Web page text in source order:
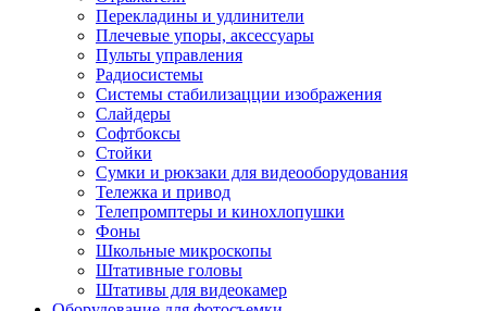
Перекладины и удлинители
Плечевые упоры, аксессуары
Пульты управления
Радиосистемы
Системы стабилизацции изображения
Слайдеры
Софтбоксы
Стойки
Сумки и рюкзаки для видеооборудования
Тележка и привод
Телепромптеры и кинохлопушки
Фоны
Школьные микроскопы
Штативные головы
Штативы для видеокамер